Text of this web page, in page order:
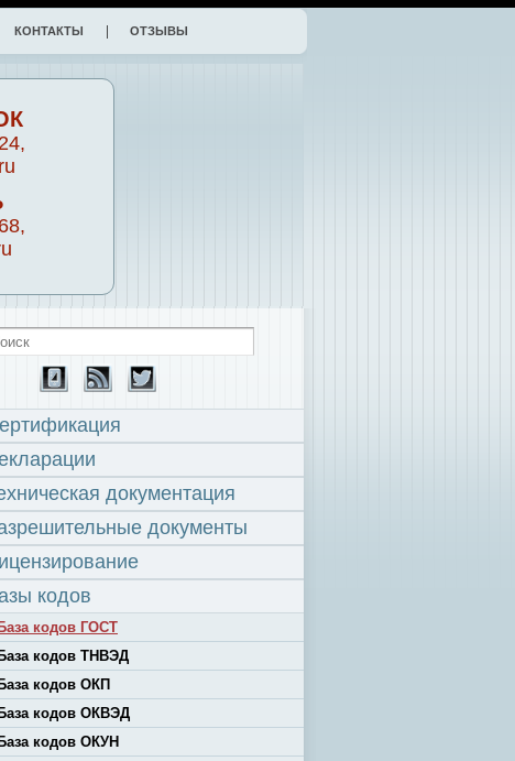
КОНТАКТЫ ОТЗЫВЫ
документация
документы
кодов
База кодов ГОСТ
База кодов ТНВЭД
База кодов ОКП
База кодов ОКВЭД
База кодов ОКУН